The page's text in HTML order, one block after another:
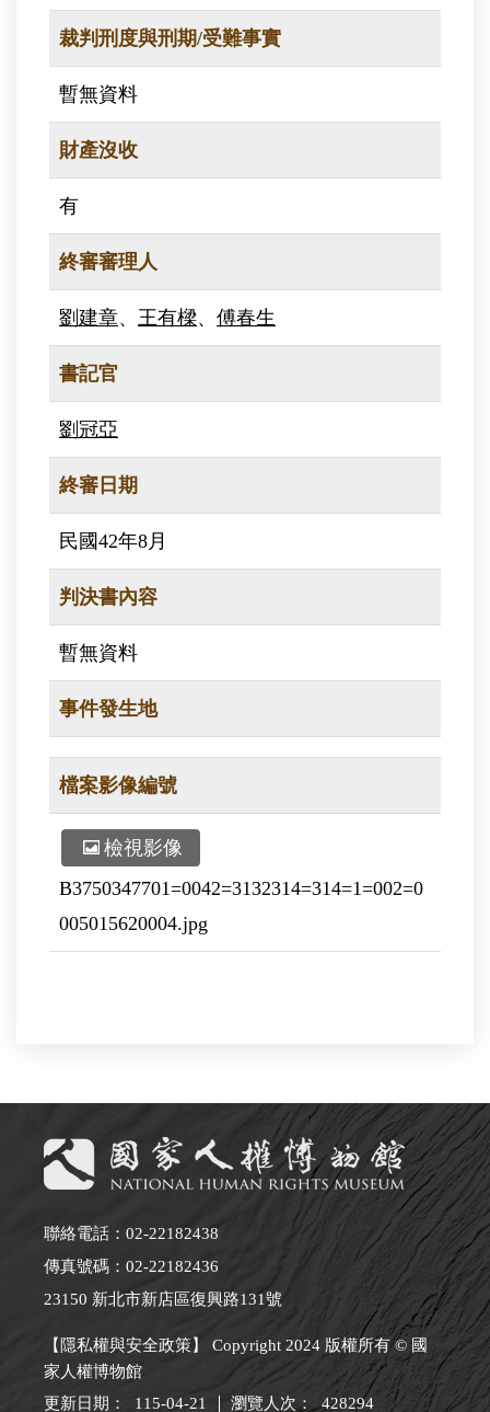
裁判刑度與刑期/受難事實
暫無資料
財產沒收
有
終審審理人
劉建章、 王有樑、 傅春生
書記官
劉冠亞
終審日期
民國42年8月
判決書內容
暫無資料
事件發生地
檔案影像編號
檢視影像
B3750347701=0042=3132314=314=1=002=0
005015620004.jpg
聯絡電話：02-22182438
傳真號碼：02-22182436
23150 新北市新店區復興路131號
【隱私權與安全政策】 Copyright 2024 版權所有 © 國
家人權博物館
更新日期：
115-04-21 瀏覽人次： 428294